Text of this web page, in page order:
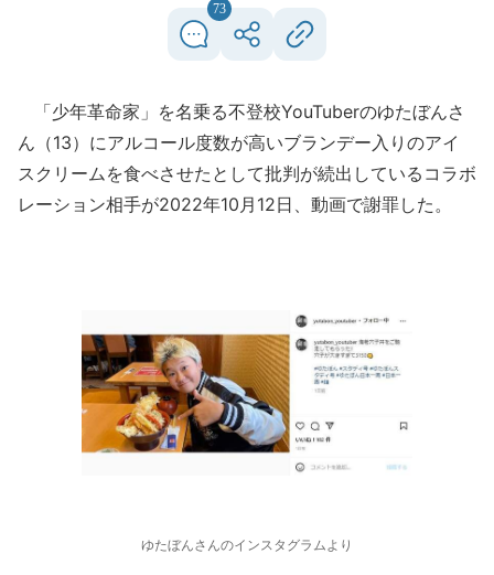
73
「少年革命家」を名乗る不登校YouTuberのゆたぼんさ
ん（13）にアルコール度数が高いブランデー入りのアイ
スクリームを食べさせたとして批判が続出しているコラボ
レーション相手が2022年10月12日、動画で謝罪した。
ゆたぼんさんのインスタグラムより